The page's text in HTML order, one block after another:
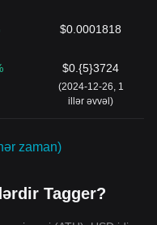
$0.0001818
$0.{5}3724
(2024-12-26, 1
illər əvvəl)
zaman)
Tagger?